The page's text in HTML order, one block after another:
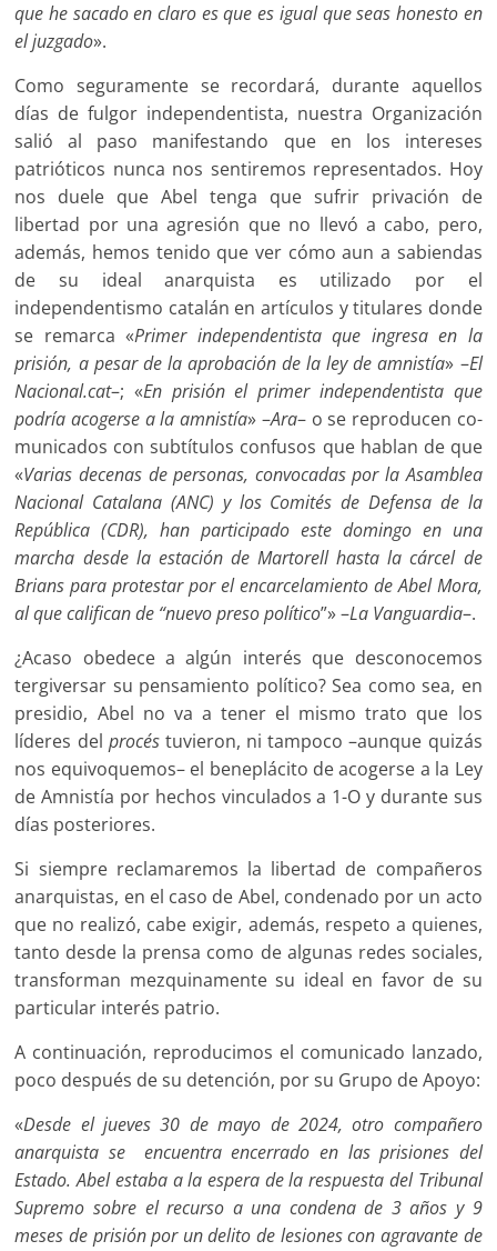
que he sacado en claro es que es igual que seas honesto en
el juzgado».
Como seguramente se recorda­rá, durante aquellos
días de fulgor independentista, nuestra Organi­zación
salió al paso manifestan­do que en los intereses
patrióticos nunca nos sentiremos representa­dos. Hoy
nos duele que Abel ten­ga que sufrir privación de
libertad por una agresión que no llevó a cabo, pero,
además, hemos teni­do que ver cómo aun a sabiendas
de su ideal anarquista es utilizado por el
independentismo catalán en artículos y titulares donde
se remarca «Primer independentista que ingresa en la
prisión, a pesar de la aprobación de la ley de am­nistía» –El
Nacional.cat–; «En prisión el primer independentista que
podría acogerse a la amnis­tía» –Ara– o se reproducen co­
municados con subtítulos con­fusos que hablan de que
«Varias decenas de personas, convoca­das por la Asamblea
Nacional Catalana (ANC) y los Comités de Defensa de la
República (CDR), han participado este domingo en una
marcha desde la estación de Martorell hasta la cárcel de
Brians para protestar por el en­carcelamiento de Abel Mora,
al que califican de “nuevo preso po­lítico”» –La Vanguardia–.
¿Acaso obedece a algún inte­rés que desconocemos
tergiver­sar su pensamiento político? Sea como sea, en
presidio, Abel no va a tener el mismo trato que los
líderes del procés tuvieron, ni tam­poco –aunque quizás
nos equi­voquemos– el beneplácito de aco­gerse a la Ley
de Amnistía por hechos vinculados a 1-O y durante sus
días posteriores.
Si siempre reclamaremos la li­bertad de compañeros
anarquis­tas, en el caso de Abel, conde­nado por un acto
que no realizó, cabe exigir, además, respeto a quienes,
tanto desde la prensa como de algunas redes sociales,
transforman mezquinamente su ideal en favor de su
particular in­terés patrio.
A continuación, reproducimos el comunicado lanzado,
poco des­pués de su detención, por su Gru­po de Apoyo:
«Desde el jueves 30 de mayo de 2024, otro compañero
anarquista se encuentra encerrado en las prisiones del
Estado. Abel estaba a la espe­ra de la respuesta del Tribunal
Supremo sobre el recurso a una condena de 3 años y 9
meses de prisión por un delito de lesiones con agravan­te de